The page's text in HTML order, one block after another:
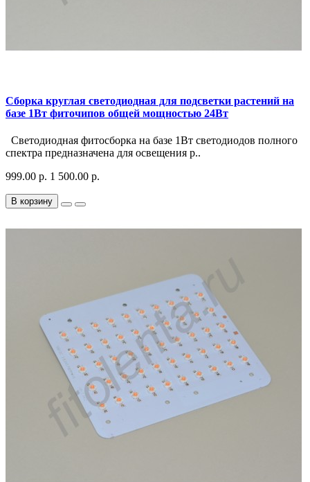
Сборка круглая светодиодная для подсветки растений на
базе 1Вт фиточипов общей мощностью 24Вт
Светодиодная фитосборка на базе 1Вт светодиодов полного
спектра предназначена для освещения р..
999.00 р. 1 500.00 р.
В корзину